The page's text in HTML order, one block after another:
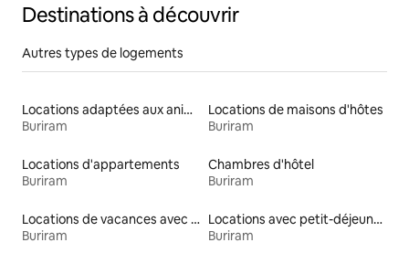
Destinations à découvrir
Autres types de logements
Locations adaptées aux animaux
Buriram
Locations de maisons d'hôtes
Buriram
Locations d'appartements
Buriram
Chambres d'hôtel
Buriram
Locations de vacances avec piscine
Buriram
Locations avec petit-déjeuner
Buriram